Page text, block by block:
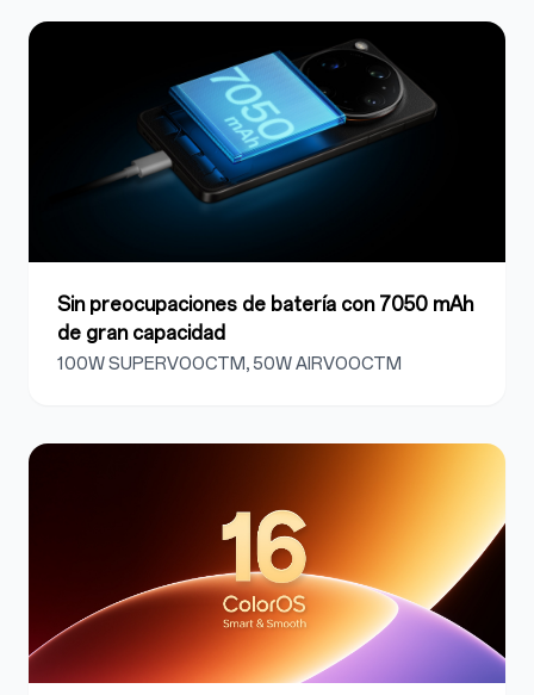
Sin preocupaciones de batería con 7050 mAh
de gran capacidad
100W SUPERVOOCTM, 50W AIRVOOCTM